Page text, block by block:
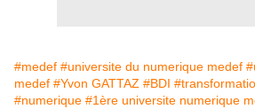
#medef #universite du numerique medef
medef #Yvon GATTAZ #BDI
#numerique #1ère universite numerique